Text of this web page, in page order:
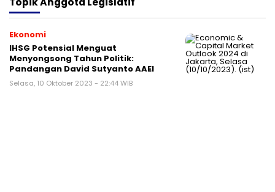
Ekonomi
IHSG Potensial Menguat
Menyongsong Tahun Politik:
Pandangan David Sutyanto AAEI
Selasa, 10 Oktober 2023 - 22:44 WIB